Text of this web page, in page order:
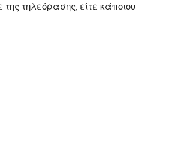
τηλεόρασης, είτε κάποιου